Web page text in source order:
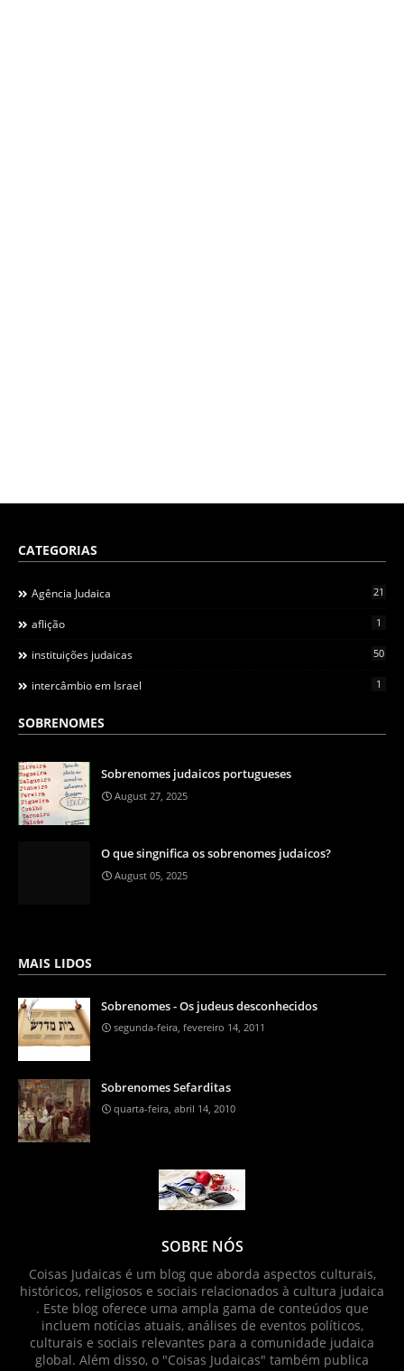
CATEGORIAS
Agência Judaica 21
aflição 1
instituições judaicas 50
intercâmbio em Israel 1
SOBRENOMES
Sobrenomes judaicos portugueses
August 27, 2025
O que singnifica os sobrenomes judaicos?
August 05, 2025
MAIS LIDOS
Sobrenomes - Os judeus desconhecidos
segunda-feira, fevereiro 14, 2011
Sobrenomes Sefarditas
quarta-feira, abril 14, 2010
SOBRE NÓS
Coisas Judaicas é um blog que aborda aspectos culturais,
históricos, religiosos e sociais relacionados à cultura judaica
. Este blog oferece uma ampla gama de conteúdos que
incluem notícias atuais, análises de eventos políticos,
culturais e sociais relevantes para a comunidade judaica
global. Além disso, o "Coisas Judaicas" também publica